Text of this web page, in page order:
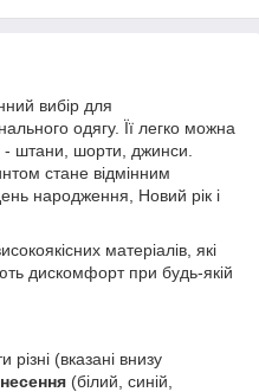
вибір для
одягу. Її легко можна
- штани, шорти, джинси.
стане відмінним
народження, Новий рік і
матеріалів, які
дискомфорт при будь-якій
різні (вказані внизу
(білий, синій,